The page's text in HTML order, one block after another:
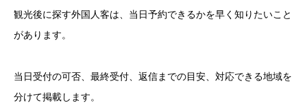
観光後に探す外国人客は、当日予約できるかを早く知りたいこと
があります。
当日受付の可否、最終受付、返信までの目安、対応できる地域を
分けて掲載します。